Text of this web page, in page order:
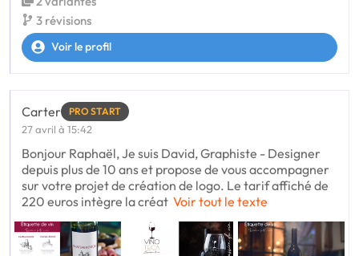
3 révisions
Voir le profil
Carter PRO START
27 avril à 15:42
Bonjour Raphaël, Je suis David, Graphiste - Designer
depuis plus de 10 ans et propose de vous accompagner
sur votre projet de création de logo. Le tarif affiché de
220 euros intègre la créat Voir tout le texte